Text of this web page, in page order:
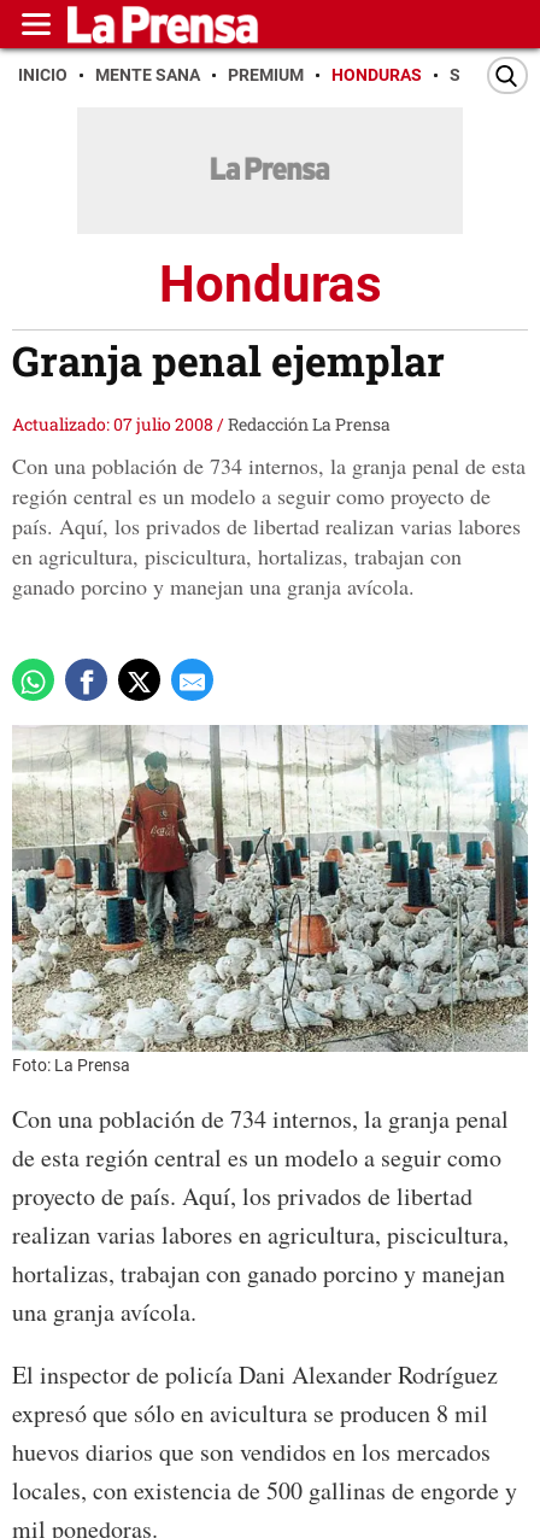
INICIO MENTE SANA PREMIUM HONDURAS SAN PEDRO
Honduras
Granja penal ejemplar
Actualizado: 07 julio 2008 /Redacción La Prensa
Con una población de 734 internos, la granja penal de esta
región central es un modelo a seguir como proyecto de
país. Aquí, los privados de libertad realizan varias labores
en agricultura, piscicultura, hortalizas, trabajan con
ganado porcino y manejan una granja avícola.
Foto: La Prensa
Con una población de 734 internos, la granja penal
de esta región central es un modelo a seguir como
proyecto de país. Aquí, los privados de libertad
realizan varias labores en agricultura, piscicultura,
hortalizas, trabajan con ganado porcino y manejan
una granja avícola.
El inspector de policía Dani Alexander Rodríguez
expresó que sólo en avicultura se producen 8 mil
huevos diarios que son vendidos en los mercados
locales, con existencia de 500 gallinas de engorde y
mil ponedoras.